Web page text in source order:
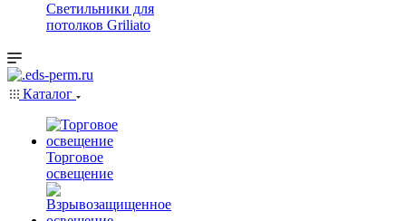
Светильники для
потолков Griliato
Каталог
Торговое
освещение